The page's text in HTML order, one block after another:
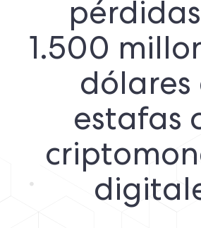
1.500
dólares
estafas